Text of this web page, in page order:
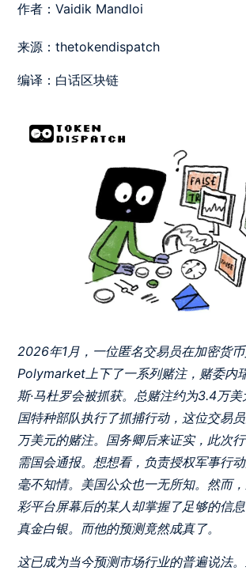
作者：Vaidik Mandloi
来源：thetokendispatch
编译：白话区块链
2026年1月，一位匿名交易员在加密货
Polymarket上下了一系列赌注，赌委内
斯·马杜罗会被抓获。总赌注约为3.4万
国特种部队执行了抓捕行动，这位交易
万美元的赌注。国务卿后来证实，此次
需国会通报。想想看，负责授权军事行
毫不知情。美国公众也一无所知。然而
彩平台屏幕后的某人却掌握了足够的信
真金白银。而他的预测竟然成真了。
这已成为当今预测市场行业的普遍说法